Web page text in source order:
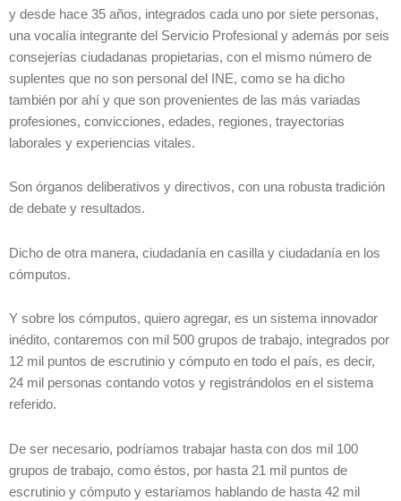
y desde hace 35 años, integrados cada uno por siete personas,
una vocalía integrante del Servicio Profesional y además por seis
consejerías ciudadanas propietarias, con el mismo número de
suplentes que no son personal del INE, como se ha dicho
también por ahí y que son provenientes de las más variadas
profesiones, convicciones, edades, regiones, trayectorias
laborales y experiencias vitales.
Son órganos deliberativos y directivos, con una robusta tradición
de debate y resultados.
Dicho de otra manera, ciudadanía en casilla y ciudadanía en los
cómputos.
Y sobre los cómputos, quiero agregar, es un sistema innovador
inédito, contaremos con mil 500 grupos de trabajo, integrados por
12 mil puntos de escrutinio y cómputo en todo el país, es decir,
24 mil personas contando votos y registrándolos en el sistema
referido.
De ser necesario, podríamos trabajar hasta con dos mil 100
grupos de trabajo, como éstos, por hasta 21 mil puntos de
escrutinio y cómputo y estaríamos hablando de hasta 42 mil